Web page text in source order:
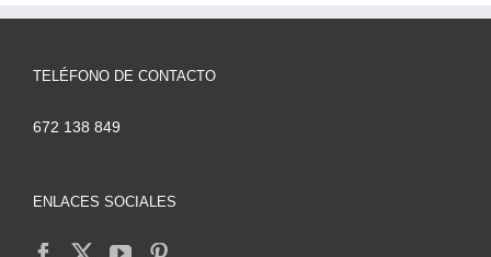
TELÉFONO DE CONTACTO
672 138 849
ENLACES SOCIALES